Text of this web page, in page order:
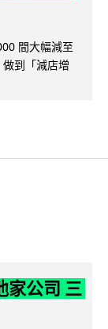
間大幅減至
到「減店增
家公司 三